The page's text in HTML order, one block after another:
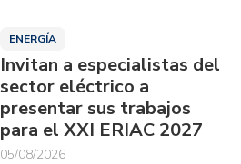
ENERGÍA
Invitan a especialistas del
sector eléctrico a
presentar sus trabajos
para el XXI ERIAC 2027
05/08/2026